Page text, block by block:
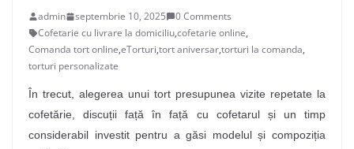
admin septembrie 10, 2025
0 Comments
Cofetarie cu livrare la domiciliu,cofetarie online,
Comanda tort online,eTorturi,tort aniversar,torturi la comanda,
torturi personalizate
În trecut, alegerea unui tort presupunea vizite repetate la
cofetărie, discuții față în față cu cofetarul și un timp
considerabil investit pentru a găsi modelul și compoziția